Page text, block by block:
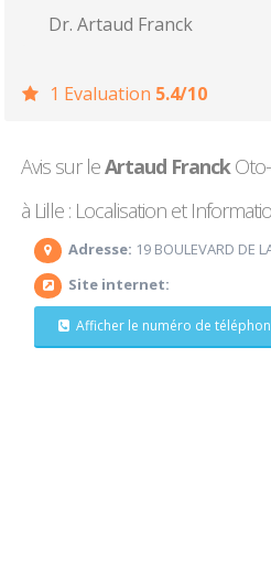
Dr. Artaud Franck
1 Evaluation 5.4/10
Avis sur leArtaud FranckOto-
à Lille : Localisation et
Adresse: 19 BOULEVARD DE
Site internet:
Afficher le numéro de